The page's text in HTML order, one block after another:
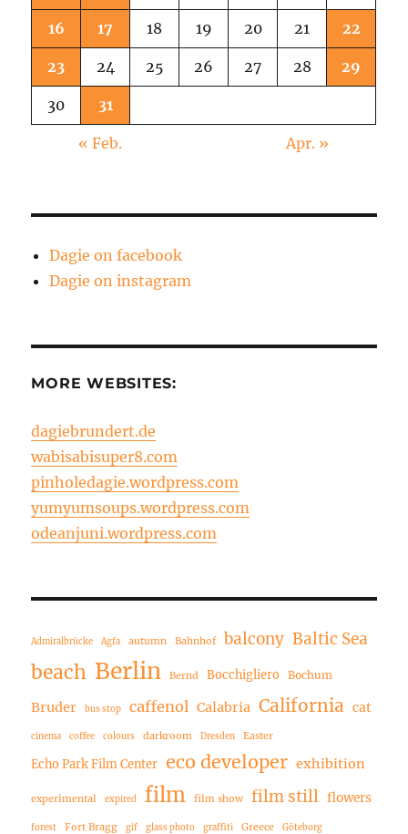
16 17 18 19 20 21 22
23 24 25 26 27 28 29
30 31
« Feb. Apr. »
Dagie on facebook
Dagie on instagram
MORE WEBSITES:
dagiebrundert.de
wabisabisuper8.com
pinholedagie.wordpress.com
yumyumsoups.wordpress.com
odeanjuni.wordpress.com
Admiralbrücke Agfa autumn Bahnhof balcony Baltic Sea
beach Berlin Bernd Bocchigliero Bochum
Bruder bus stop caffenol Calabria California cat
cinema coffee colours darkroom Dresden Easter
Echo Park Film Center eco developer exhibition
experimental expired film film show film still flowers
forest Fort Bragg gif glass photo graffiti Greece Göteborg